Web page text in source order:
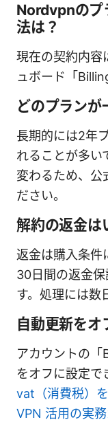
Nordvpnのプ
法は？
現在の契約内容
ュボード「
どのプランが
長期的には2年
れることが多い
変わるため、公
ださい。
解約の返金は
返金は購入条件
30日間の返金
す。処理には数
自動更新をオ
アカウントの
をオフに設定で
vat（消費税）
VPN 活用の実